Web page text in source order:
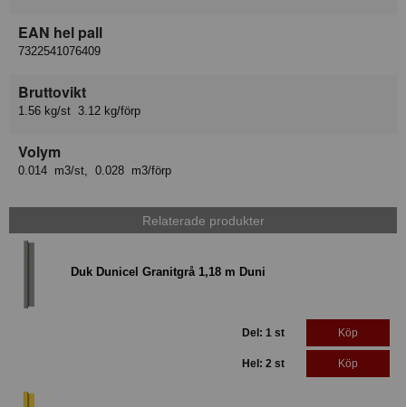
EAN hel pall
7322541076409
Bruttovikt
1.56 kg/st 3.12 kg/förp
Volym
0.014 m3/st, 0.028 m3/förp
Relaterade produkter
Duk Dunicel Granitgrå 1,18 m Duni
Del: 1 st Köp
Hel: 2 st Köp